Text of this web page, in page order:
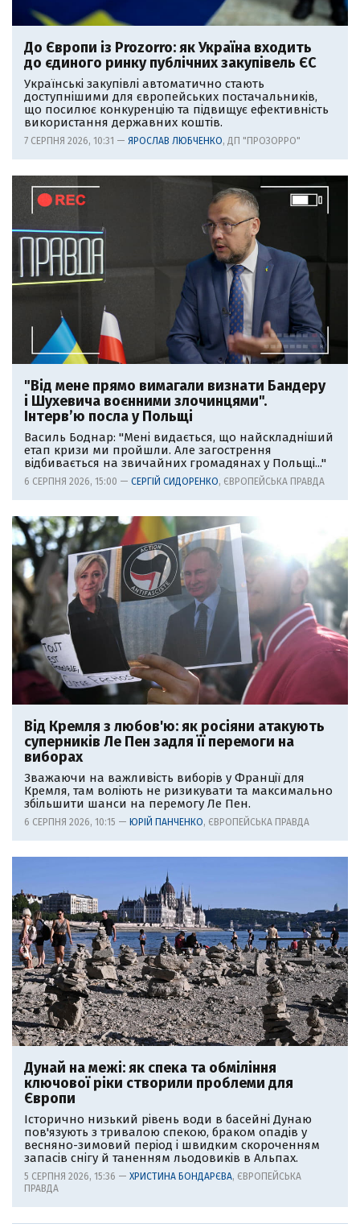
До Європи із Prozorro: як Україна входить
до єдиного ринку публічних закупівель ЄС
Українські закупівлі автоматично стають
доступнішими для європейських постачальників,
що посилює конкуренцію та підвищує ефективність
використання державних коштів.
7 СЕРПНЯ 2026, 10:31 — ЯРОСЛАВ ЛЮБЧЕНКО, ДП "ПРОЗОРРО"
"Від мене прямо вимагали визнати Бандеру
і Шухевича воєнними злочинцями".
Інтерв’ю посла у Польщі
Василь Боднар: "Мені видається, що найскладніший
етап кризи ми пройшли. Але загострення
відбивається на звичайних громадянах у Польщі..."
6 СЕРПНЯ 2026, 15:00 — СЕРГІЙ СИДОРЕНКО, ЄВРОПЕЙСЬКА ПРАВДА
Від Кремля з любов'ю: як росіяни атакують
суперників Ле Пен задля її перемоги на
виборах
Зважаючи на важливість виборів у Франції для
Кремля, там воліють не ризикувати та максимально
збільшити шанси на перемогу Ле Пен.
6 СЕРПНЯ 2026, 10:15 — ЮРІЙ ПАНЧЕНКО, ЄВРОПЕЙСЬКА ПРАВДА
Дунай на межі: як спека та обміління
ключової ріки створили проблеми для
Європи
Історично низький рівень води в басейні Дунаю
пов'язують з тривалою спекою, браком опадів у
весняно-зимовий період і швидким скороченням
запасів снігу й таненням льодовиків в Альпах.
5 СЕРПНЯ 2026, 15:36 — ХРИСТИНА БОНДАРЄВА, ЄВРОПЕЙСЬКА
ПРАВДА